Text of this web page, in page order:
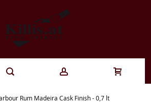
Rum Madeira Cask Finish - 0,7 lt